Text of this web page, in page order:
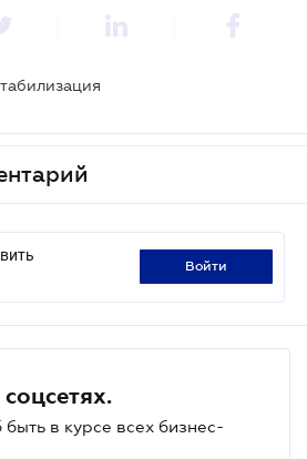
войти
в курсе всех бизнес-